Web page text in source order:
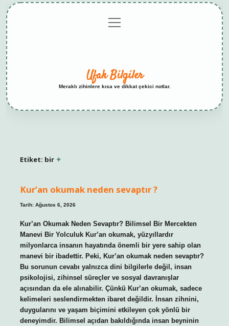
menüyü
aç
Ufak Bilgiler
Meraklı zihinlere kısa ve dikkat çekici notlar.
Etiket: bir
Kur’an okumak neden sevaptır ?
Tarih: Ağustos 6, 2026
Kur’an Okumak Neden Sevaptır? Bilimsel Bir Mercekten
Manevi Bir Yolculuk Kur’an okumak, yüzyıllardır
milyonlarca insanın hayatında önemli bir yere sahip olan
manevi bir ibadettir. Peki, Kur’an okumak neden sevaptır?
Bu sorunun cevabı yalnızca dini bilgilerle değil, insan
psikolojisi, zihinsel süreçler ve sosyal davranışlar
açısından da ele alınabilir. Çünkü Kur’an okumak, sadece
kelimeleri seslendirmekten ibaret değildir. İnsan zihnini,
duygularını ve yaşam biçimini etkileyen çok yönlü bir
deneyimdir. Bilimsel açıdan bakıldığında insan beyninin